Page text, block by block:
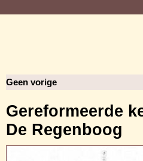
Geen vorige
Gereformeerde
De Regenboog